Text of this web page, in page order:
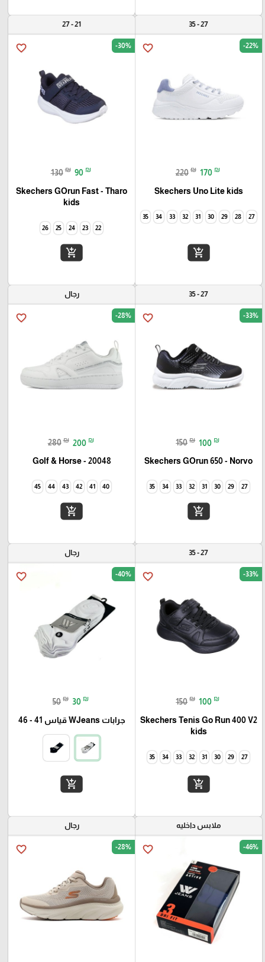
27 - 35
favorite_border -22%
220 ₪ 170 ₪
Skechers Uno Lite kids
27
28
29
30
31
32
33
34
35
add_shopping_cart
21 - 27
favorite_border -30%
130 ₪ 90 ₪
Skechers GOrun Fast - Tharo
kids
22
23
24
25
26
add_shopping_cart
27 - 35
favorite_border -33%
150 ₪ 100 ₪
Skechers GOrun 650 - Norvo
27
29
30
31
32
33
34
35
add_shopping_cart
رجال
favorite_border -28%
280 ₪ 200 ₪
Golf & Horse - 20048
40
41
42
43
44
45
add_shopping_cart
27 - 35
favorite_border -33%
150 ₪ 100 ₪
Skechers Tenis Go Run 400 V2
kids
27
29
30
31
32
33
34
35
add_shopping_cart
رجال
favorite_border -40%
50 ₪ 30 ₪
جرابات WJeans قياس 41 - 46
add_shopping_cart
ملابس داخليه
favorite_border -46%
رجال
favorite_border -28%